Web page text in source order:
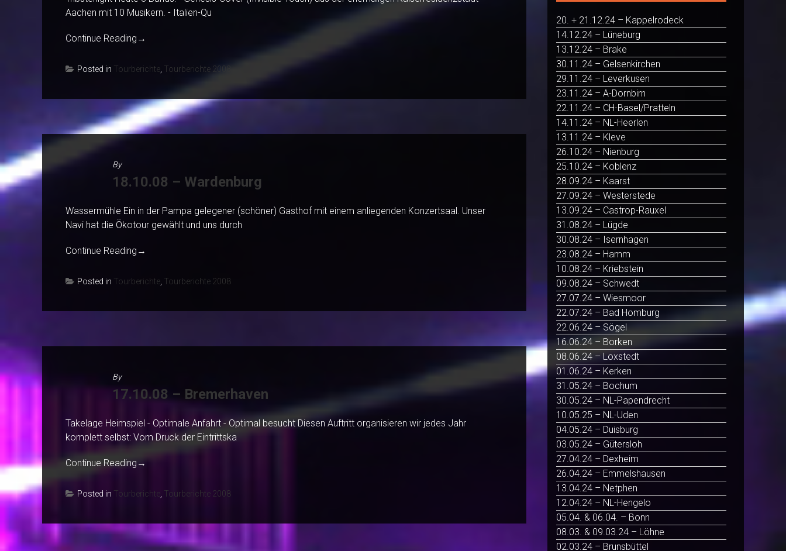
Aachen mit 10 Musikern. - Italien-Qu
Continue Reading →
Posted in Tourberichte, Tourberichte 2008
By
18.10.08 – Wardenburg
Wassermühle Ein in der Pampa gelegener (schöner) Gasthof mit einem anliegenden Konzertsaal. Unser
Navi hat die Ökotour gewählt und uns durch
Continue Reading →
Posted in Tourberichte, Tourberichte 2008
By
17.10.08 – Bremerhaven
Takelage Heimspiel - Optimale Anfahrt - Optimal besucht Diesen Auftritt organisieren wir jedes Jahr
komplett selbst: Vom Druck der Eintrittska
Continue Reading →
Posted in Tourberichte, Tourberichte 2008
20. + 21.12.24 – Kappelrodeck
14.12.24 – Lüneburg
13.12.24 – Brake
30.11.24 – Gelsenkirchen
29.11.24 – Leverkusen
23.11.24 – A-Dornbirn
22.11.24 – CH-Basel/Pratteln
14.11.24 – NL-Heerlen
13.11.24 – Kleve
26.10.24 – Nienburg
25.10.24 – Koblenz
28.09.24 – Kaarst
27.09.24 – Westerstede
13.09.24 – Castrop-Rauxel
31.08.24 – Lügde
30.08.24 – Isernhagen
23.08.24 – Hamm
10.08.24 – Kriebstein
09.08.24 – Schwedt
27.07.24 – Wiesmoor
22.07.24 – Bad Homburg
22.06.24 – Sögel
16.06.24 – Borken
08.06.24 – Loxstedt
01.06.24 – Kerken
31.05.24 – Bochum
30.05.24 – NL-Papendrecht
10.05.25 – NL-Uden
04.05.24 – Duisburg
03.05.24 – Gütersloh
27.04.24 – Dexheim
26.04.24 – Emmelshausen
13.04.24 – Netphen
12.04.24 – NL-Hengelo
05.04. & 06.04. – Bonn
08.03. & 09.03.24 – Löhne
02.03.24 – Brunsbüttel